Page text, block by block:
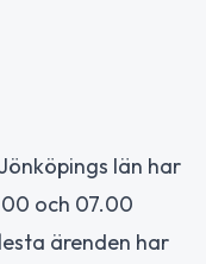
län har
och 07.00
ärenden har